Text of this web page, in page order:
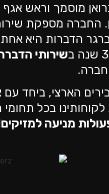
ברגר, תברואן מוסמך
החברה מספקת
ברגר הדברות היא
שירותי
הארצי, ביחד עם
בכל
מניעה